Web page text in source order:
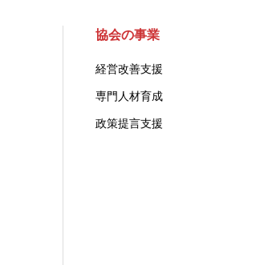
協会の事業
経営改善支援
専門人材育成
政策提言支援